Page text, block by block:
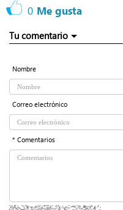
0 Me gusta
Tu comentario
Nombre
Correo electrónico
* Comentarios